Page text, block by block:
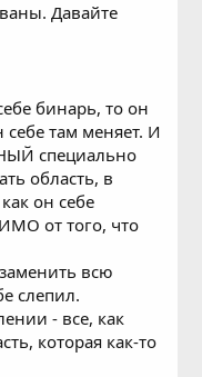
Давайте
бинарь, то он
себе там меняет. И
специально
область, в
он себе
от того, что
всю
слепил.
- все, как
которая как-то